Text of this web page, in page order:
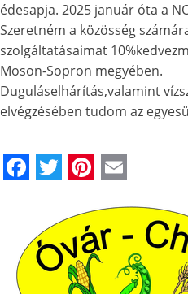
édesapja. 2025 január óta a
Szeretném a közösség
szolgáltatásaimat
Moson-Sopron megyében.
Duguláselhárítás,valamint
elvégzésében tudom az
Facebook
TwitterPinterest